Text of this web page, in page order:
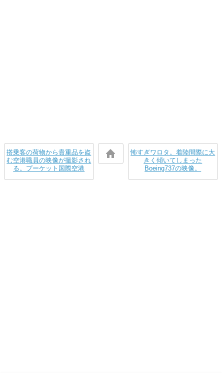
搭乗客の荷物から貴重品を盗
む空港職員の映像が撮影され
る。プーケット国際空港
怖すぎワロタ。着陸間際に大
きく傾いてしまった
Boeing737の映像。